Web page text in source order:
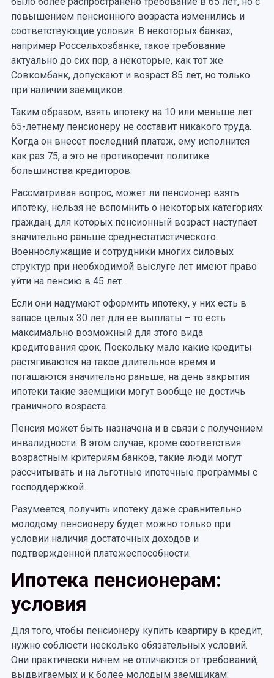
повышением пенсионного возраста изменились и
соответствующие условия. В некоторых банках,
например Россельхозбанке, такое требование
актуально до сих пор, а некоторые, как тот же
Совкомбанк, допускают и возраст 85 лет, но только
при наличии заемщиков.
Таким образом, взять ипотеку на 10 или меньше лет
65-летнему пенсионеру не составит никакого труда.
Когда он внесет последний платеж, ему исполнится
как раз 75, а это не противоречит политике
большинства кредиторов.
Рассматривая вопрос, может ли пенсионер взять
ипотеку, нельзя не вспомнить о некоторых категориях
граждан, для которых пенсионный возраст наступает
значительно раньше среднестатистического.
Военнослужащие и сотрудники многих силовых
структур при необходимой выслуге лет имеют право
уйти на пенсию в 45 лет.
Если они надумают оформить ипотеку, у них есть в
запасе целых 30 лет для ее выплаты – то есть
максимально возможный для этого вида
кредитования срок. Поскольку мало какие кредиты
растягиваются на такое длительное время и
погашаются значительно раньше, на день закрытия
ипотеки такие заемщики могут вообще не достичь
граничного возраста.
Пенсия может быть назначена и в связи с получением
инвалидности. В этом случае, кроме соответствия
возрастным критериям банков, такие люди могут
рассчитывать и на льготные ипотечные программы с
господдержкой.
Разумеется, получить ипотеку даже сравнительно
молодому пенсионеру будет можно только при
условии наличия достаточных доходов и
подтвержденной платежеспособности.
Ипотека пенсионерам:
условия
Для того, чтобы пенсионеру купить квартиру в кредит,
нужно соблюсти несколько обязательных условий.
Они практически ничем не отличаются от требований,
выдвигаемых и к более молодым заемщикам: